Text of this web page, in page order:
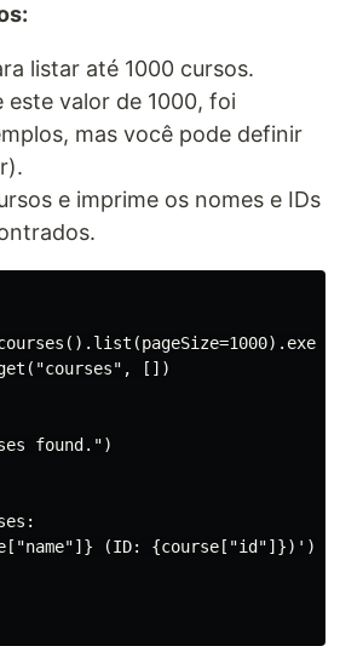
listar até 1000 cursos.
este valor de 1000, foi
mas você pode definir
e imprime os nomes e IDs
[])
found.")
(ID: {course["id"]})')